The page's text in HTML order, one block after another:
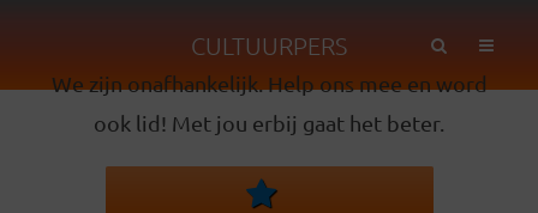
CULTUURPERS
We zijn onafhankelijk. Help ons mee en word
ook lid! Met jou erbij gaat het beter.